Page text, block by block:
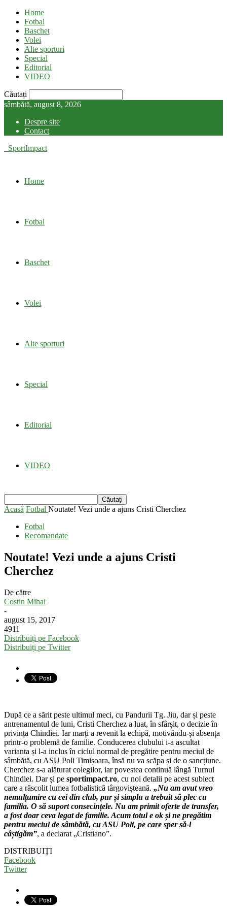
Home
Fotbal
Baschet
Volei
Alte sporturi
Special
Editorial
VIDEO
Căutați
sâmbătă, august 8, 2026
Despre site
Contact
SportImpact
Home
Fotbal
Baschet
Volei
Alte sporturi
Special
Editorial
VIDEO
Acasă Fotbal Noutate! Vezi unde a ajuns Cristi Cherchez
Fotbal
Recomandate
Noutate! Vezi unde a ajuns Cristi
Cherchez
De către
Costin Mihai
-
august 15, 2017
4911
Distribuiți pe Facebook
Distribuiți pe Twitter
După ce a sărit peste ultimul meci, cu Pandurii Tg. Jiu, dar și peste
antrenamentul de luni, Cristi Cherchez a luat, în sfârșit, o decizie în
privința Chindiei. Iar marți a revenit la echipă, motivându-și absența
printr-o problemă de familie. Conducerea clubului i-a ascultat
varianta și l-a inclus în ciclul normal de pregătire pentru meciul de
sâmbătă, cu ASU Poli Timișoara, însă nu va scăpa și de o sancțiune.
Cherchez s-a alăturat colegilor, iar povestea continuă lângă Turnul
Chindiei. Dar și pe sportimpact.ro, cu noi detalii pe acest subiect
care a răscolit lumea fotbalistică târgovișteană. „Nu am avut vreo
nemulțumire cu cei din club, pur și simplu a trebuit să plec cu
familia. O să suport consecințele. Nu am primit oferte de transfer,
a fost doar ceva legat de familie. Acum totul e ok și ne pregătim
pentru meciul de sâmbătă, cu ASU Poli, pe care sper să-l
câștigăm”, a declarat „Cristiano”.
DISTRIBUIȚI
Facebook
Twitter